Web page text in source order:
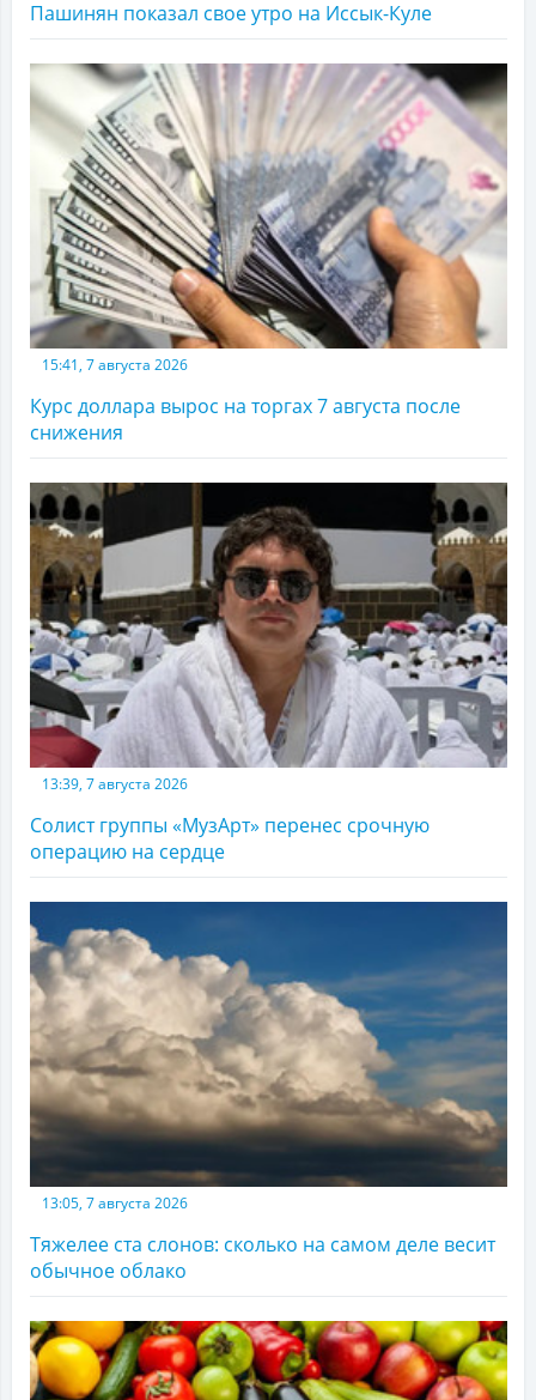
Пашинян показал свое утро на Иссык-Куле
15:41, 7 августа 2026
Курс доллара вырос на торгах 7 августа после
снижения
13:39, 7 августа 2026
Солист группы «МузАрт» перенес срочную
операцию на сердце
13:05, 7 августа 2026
Тяжелее ста слонов: сколько на самом деле весит
обычное облако